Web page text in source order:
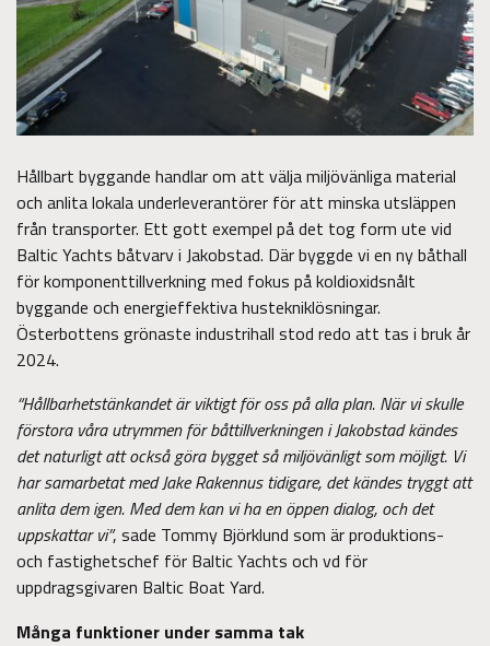
Hållbart byggande handlar om att välja miljövänliga material
och anlita lokala underleverantörer för att minska utsläppen
från transporter. Ett gott exempel på det tog form ute vid
Baltic Yachts båtvarv i Jakobstad. Där byggde vi en ny båthall
för komponenttillverkning med fokus på koldioxidsnålt
byggande och energieffektiva hustekniklösningar.
Österbottens grönaste industrihall stod redo att tas i bruk år
2024.
“Hållbarhetstänkandet är viktigt för oss på alla plan. När vi skulle
förstora våra utrymmen för båttillverkningen i Jakobstad kändes
det naturligt att också göra bygget så miljövänligt som möjligt. Vi
har samarbetat med Jake Rakennus tidigare, det kändes tryggt att
anlita dem igen. Med dem kan vi ha en öppen dialog, och det
uppskattar vi”, sade Tommy Björklund som är produktions-
och fastighetschef för Baltic Yachts och vd för
uppdragsgivaren Baltic Boat Yard.
Många funktioner under samma tak